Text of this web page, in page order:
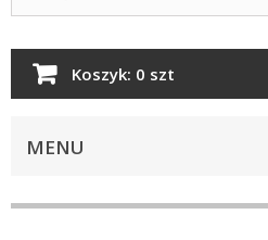
Koszyk: 0 szt
MENU